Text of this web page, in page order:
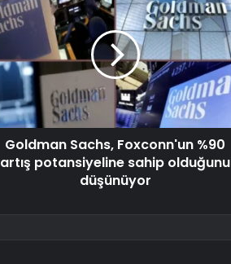
Goldman Sachs, Foxconn'un %90
artış potansiyeline sahip olduğunu
düşünüyor